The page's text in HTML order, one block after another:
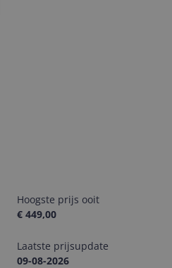
Hoogste prijs ooit
€ 449,00
Laatste prijsupdate
09-08-2026